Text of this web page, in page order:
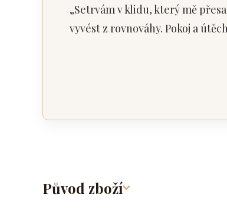
„Setrvám v klidu, který mě
vyvést z rovnováhy. Pokoj a
Původ zboží